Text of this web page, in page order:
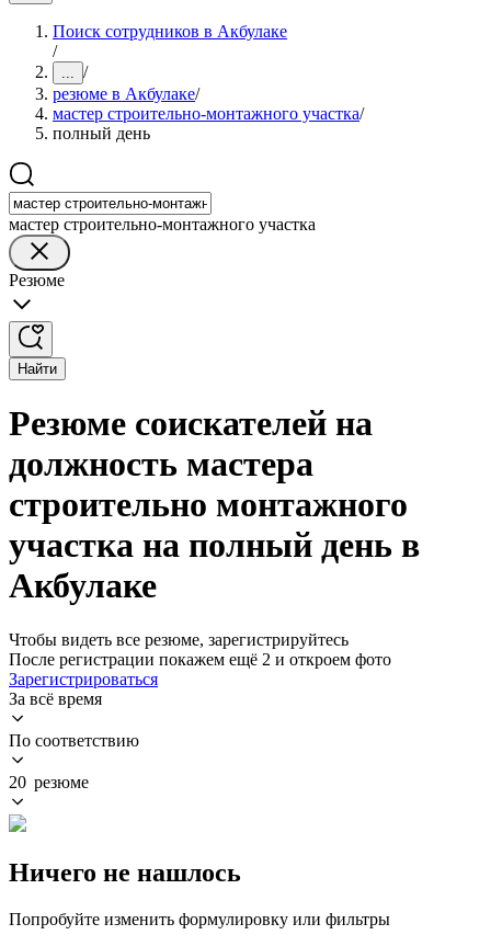
Поиск сотрудников в Акбулаке
/
... /
резюме в Акбулаке/
мастер строительно-монтажного участка/
полный день
мастер строительно-монтажного участка
Резюме
Найти
Резюме соискателей на
должность мастера
строительно монтажного
участка на полный день в
Акбулаке
Чтобы видеть все резюме, зарегистрируйтесь
После регистрации покажем ещё 2 и откроем фото
Зарегистрироваться
За всё время
По соответствию
20 резюме
Ничего не нашлось
Попробуйте изменить формулировку или фильтры